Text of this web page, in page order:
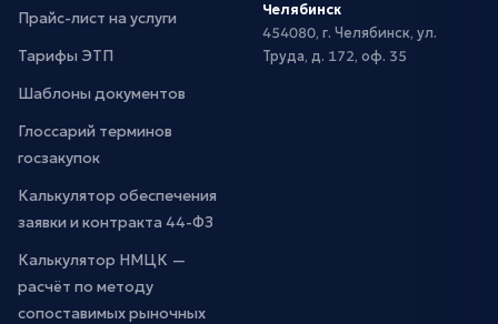
Прайс-лист на услуги
Тарифы ЭТП
Шаблоны документов
Глоссарий терминов
госзакупок
Калькулятор обеспечения
заявки и контракта 44-ФЗ
Калькулятор НМЦК —
расчёт по методу
сопоставимых рыночных
Челябинск
454080, г. Челябинск, ул.
Труда, д. 172, оф. 35